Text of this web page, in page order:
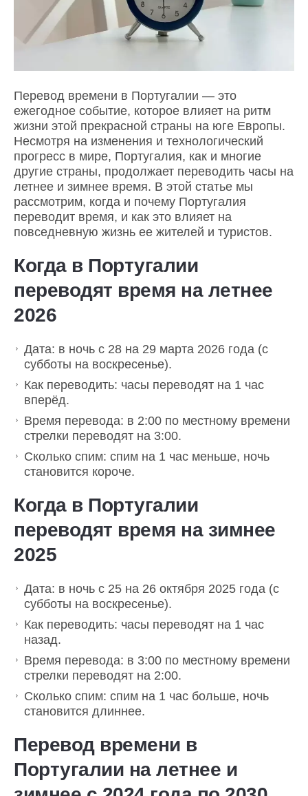
Перевод времени в Португалии — это
ежегодное событие, которое влияет на ритм
жизни этой прекрасной страны на юге Европы.
Несмотря на изменения и технологический
прогресс в мире, Португалия, как и многие
другие страны, продолжает переводить часы на
летнее и зимнее время. В этой статье мы
рассмотрим, когда и почему Португалия
переводит время, и как это влияет на
повседневную жизнь ее жителей и туристов.
Когда в Португалии
переводят время на летнее
2026
Дата: в ночь с 28 на 29 марта 2026 года (с
субботы на воскресенье).
Как переводить: часы переводят на 1 час
вперёд.
Время перевода: в 2:00 по местному времени
стрелки переводят на 3:00.
Сколько спим: спим на 1 час меньше, ночь
становится короче.
Когда в Португалии
переводят время на зимнее
2025
Дата: в ночь с 25 на 26 октября 2025 года (с
субботы на воскресенье).
Как переводить: часы переводят на 1 час
назад.
Время перевода: в 3:00 по местному времени
стрелки переводят на 2:00.
Сколько спим: спим на 1 час больше, ночь
становится длиннее.
Перевод времени в
Португалии на летнее и